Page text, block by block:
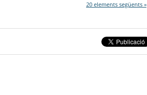
20 elements següents »